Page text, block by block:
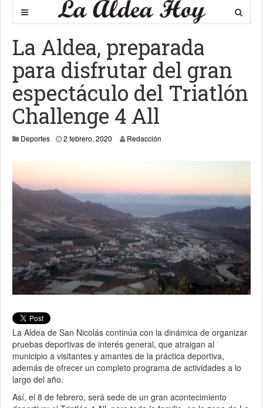
La Aldea, preparada
para disfrutar del gran
espectáculo del Triatlón
Challenge 4 All
Deportes 2 febrero, 2020 31 enero, 2020
Redacción
La Aldea de San Nicolás continúa con la dinámica de organizar
pruebas deportivas de interés general, que atraigan al
municipio a visitantes y amantes de la práctica deportiva,
además de ofrecer un completo programa de actividades a lo
largo del año.
Así, el 8 de febrero, será sede de un gran acontecimiento